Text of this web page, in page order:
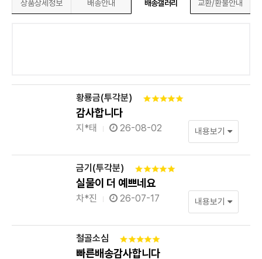
상품상세정보 배송안내 배송갤러리 교환/환불안내
황룡금(투각분)
감사합니다
지*태 26-08-02 내용보기
금기(투각분)
실물이 더 예쁘네요
차*진 26-07-17 내용보기
철골소심
빠른배송감사합니다